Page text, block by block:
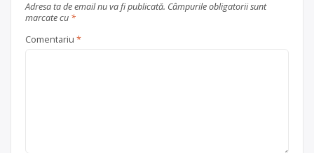
Adresa ta de email nu va fi publicată. Câmpurile obligatorii sunt
marcate cu *
Comentariu *